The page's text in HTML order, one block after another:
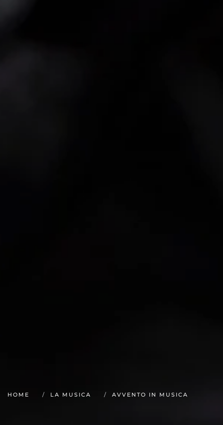
HOME LA MUSICA AVVENTO IN MUSICA